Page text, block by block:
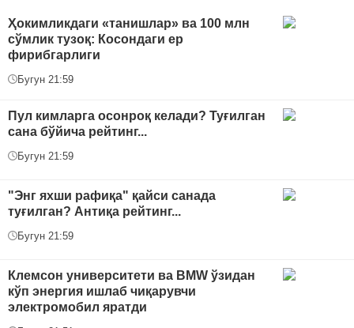
Ҳокимликдаги «танишлар» ва 100 млн
сўмлик тузоқ: Косондаги ер
фирибгарлиги
Бугун 21:59
Пул кимларга осонроқ келади? Туғилган
сана бўйича рейтинг...
Бугун 21:59
"Энг яхши рафиқа" қайси санада
туғилган? Антиқа рейтинг...
Бугун 21:59
Клемсон университети ва BMW ўзидан
кўп энергия ишлаб чиқарувчи
электромобил яратди